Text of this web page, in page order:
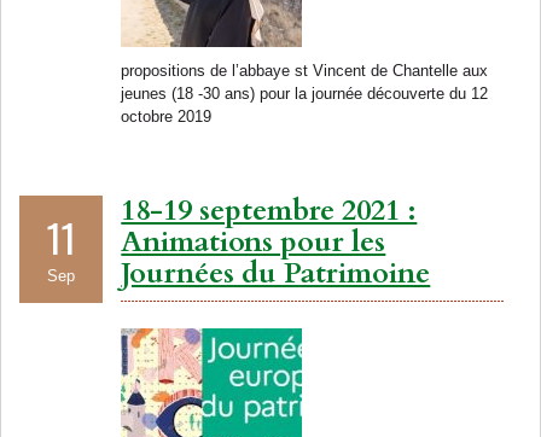
propositions de l’abbaye st Vincent de Chantelle aux
jeunes (18 -30 ans) pour la journée découverte du 12
octobre 2019
11
Sep
18-19 septembre 2021 :
Animations pour les
Journées du Patrimoine